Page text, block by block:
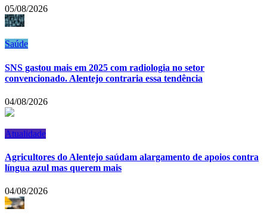
05/08/2026
Saúde
SNS gastou mais em 2025 com radiologia no setor
convencionado. Alentejo contraria essa tendência
04/08/2026
Atualidade
Agricultores do Alentejo saúdam alargamento de apoios contra
língua azul mas querem mais
04/08/2026